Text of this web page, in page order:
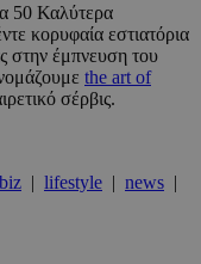
50 Καλύτερα
κορυφαία εστιατόρια
στην έμπνευση του
the art of
σέρβις.
| lifestyle | news |